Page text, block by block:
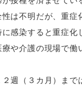
は不明だが、重症
感染すると重症化
や介護の現場で働
週（３カ月）まで